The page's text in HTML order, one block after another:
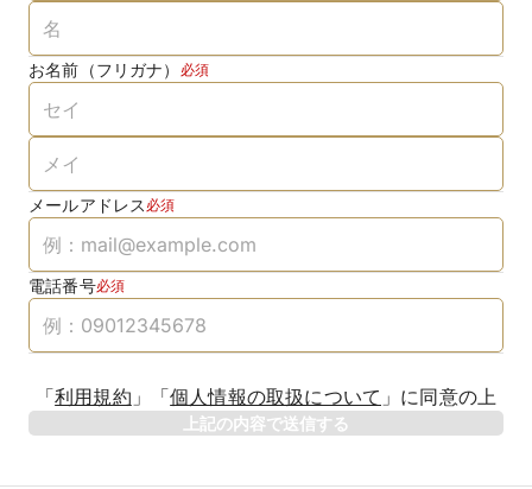
お名前（フリガナ） 必須
メールアドレス 必須
電話番号必須
「利用規約 」 「個人情報の取扱について 」 に同意の上
上記の内容で送信する